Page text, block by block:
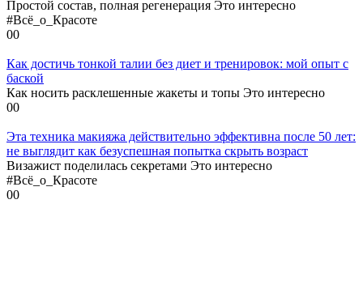
Простой состав, полная регенерация Это интересно
#Всё_о_Красоте
00
Как достичь тонкой талии без диет и тренировок: мой опыт с
баской
Как носить расклешенные жакеты и топы Это интересно
00
Эта техника макияжа действительно эффективна после 50 лет:
не выглядит как безуспешная попытка скрыть возраст
Визажист поделилась секретами Это интересно
#Всё_о_Красоте
00